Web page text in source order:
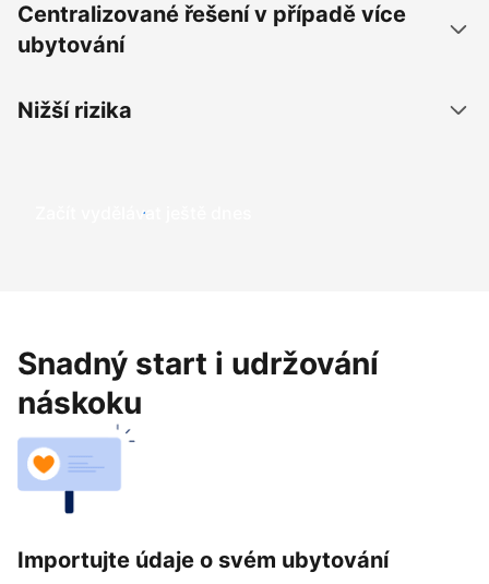
Centralizované řešení v případě více
ubytování
Nižší rizika
Začít vydělávat ještě dnes
Snadný start i udržování
náskoku
Importujte údaje o svém ubytování